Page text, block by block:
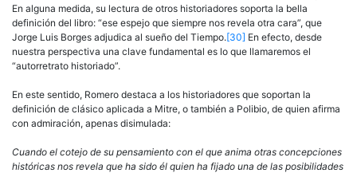
En alguna medida, su lectura de otros historiadores soporta la bella
definición del libro: “ese espejo que siempre nos revela otra cara”, que
Jorge Luis Borges adjudica al sueño del Tiempo.[30] En efecto, desde
nuestra perspectiva una clave fundamental es lo que lla­maremos el
“autorretrato historiado”.
En este sentido, Romero destaca a los historiadores que soportan la
definición de clásico aplicada a Mitre, o también a Polibio, de quien afirma
con admiración, apenas disimulada:
Cuando el cotejo de su pensamiento con el que anima otras concepciones
históricas nos revela que ha sido él quien ha fijado una de las posibilidades